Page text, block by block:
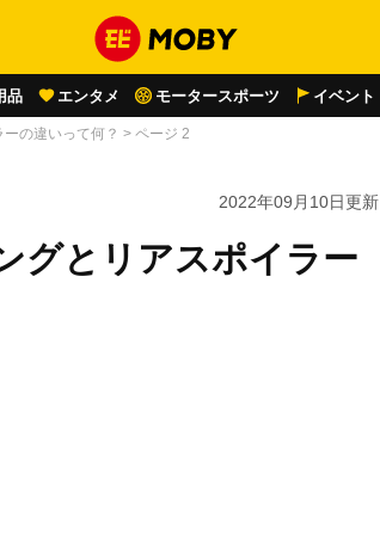
品 エンタメ モータースポーツ イベント
の違いって何？ > ページ 2
2022年09月10日更新
グとリアスポイラー